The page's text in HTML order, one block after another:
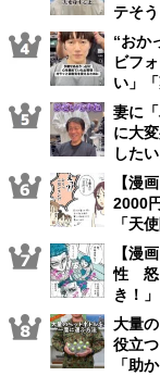
テそ
“おか
ビフ
い」
妻に
に大
した
【漫
2000
「天
【漫
性 怒
き！」
大量
役立
「助